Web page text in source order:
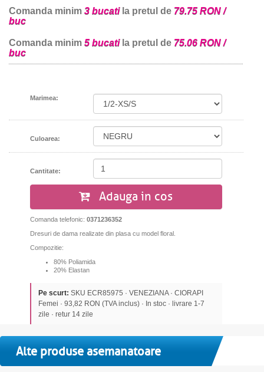
Comanda minim 3 bucatila pretul de 79.75 RON /
buc
Comanda minim 5 bucatila pretul de 75.06 RON /
buc
Marimea:
Culoarea:
Cantitate:
Adauga in cos
Comanda telefonic: 0371236352
Dresuri de dama realizate din plasa cu model floral.
Compozitie:
80% Poliamida
20% Elastan
Pe scurt: SKU ECR85975 · VENEZIANA · CIORAPI
Femei · 93,82 RON (TVA inclus) · In stoc · livrare 1-7
zile · retur 14 zile
Alte produse asemanatoare